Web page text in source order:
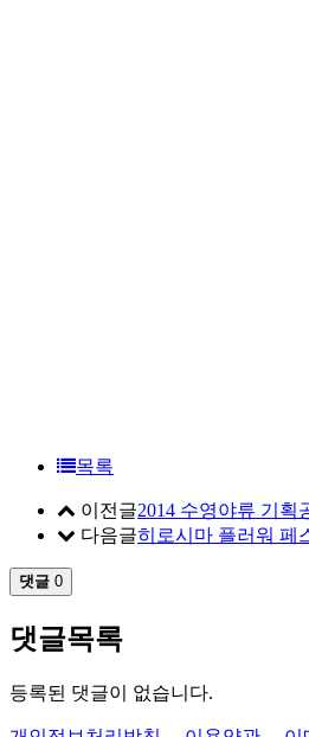
목록
이전글2014 수영야류 기획
다음글히로시마 플러워 페
댓글 0
댓글목록
등록된 댓글이 없습니다.